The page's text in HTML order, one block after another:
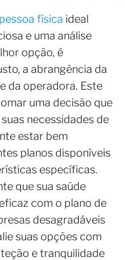
física ideal
e uma análise
opção, é
a abrangência da
da operadora. Este
uma decisão que
necessidades de
estar bem
planos disponíveis
específicas.
que sua saúde
com o plano de
desagradáveis
suas opções com
e tranquilidade